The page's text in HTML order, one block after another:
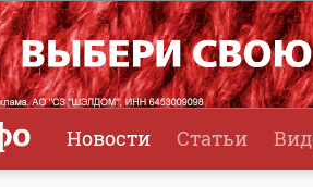
Новости Статьи